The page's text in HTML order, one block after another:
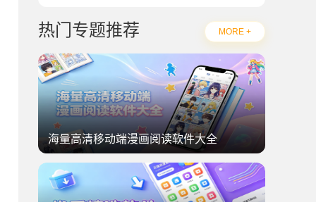
热门专题推荐 MORE +
海量高清移动端漫画阅读软件大全